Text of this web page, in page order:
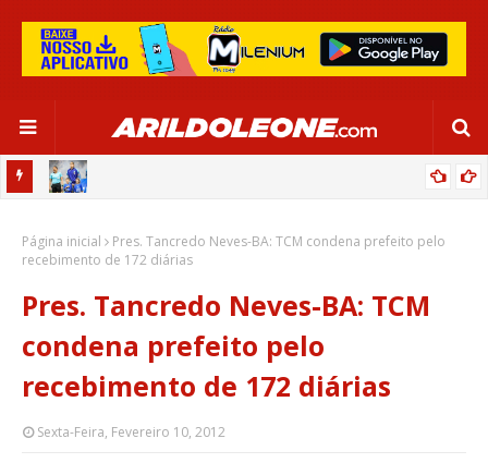
SALVADOR
Página inicial
Pres. Tancredo Neves-BA: TCM condena prefeito pelo
recebimento de 172 diárias
Pres. Tancredo Neves-BA: TCM
condena prefeito pelo
recebimento de 172 diárias
Sexta-Feira, Fevereiro 10, 2012